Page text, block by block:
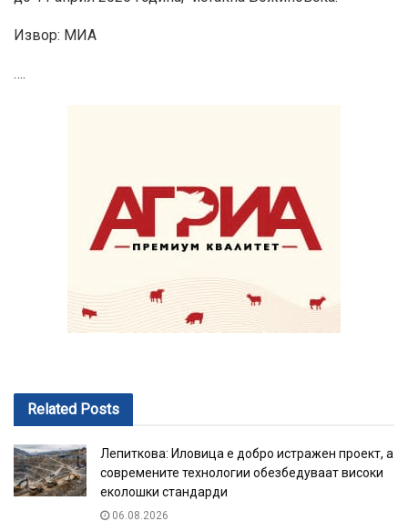
Извор: МИА
….
Related Posts
Лепиткова: Иловица е добро истражен проект, а
современите технологии обезбедуваат високи
еколошки стандарди
06.08.2026